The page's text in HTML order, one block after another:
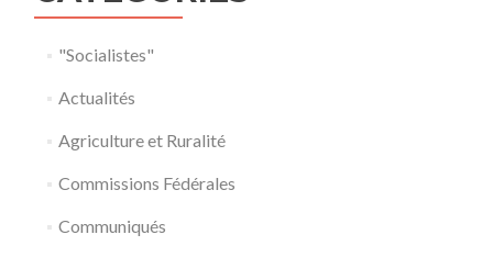
"Socialistes"
Actualités
Agriculture et Ruralité
Commissions Fédérales
Communiqués